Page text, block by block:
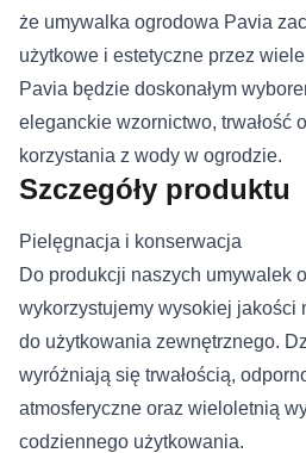
że umywalka ogrodowa Pavia
użytkowe i estetyczne przez
Pavia będzie doskonałym
eleganckie wzornictwo, trwałość
korzystania z wody w ogrodzie.
Szczegóły produktu
Pielęgnacja i konserwacja
Do produkcji naszych umywalek
wykorzystujemy wysokiej jakości
do użytkowania zewnętrznego.
wyróżniają się trwałością,
atmosferyczne oraz wieloletnią
codziennego użytkowania.